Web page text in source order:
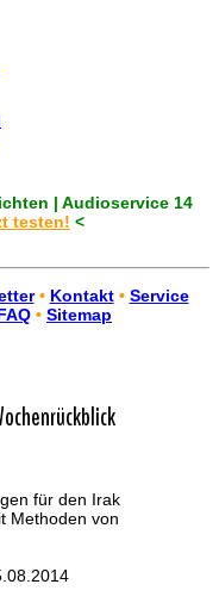
| Audioservice 14
testen! <
• Kontakt • Service
• Sitemap
für den Irak
Methoden von